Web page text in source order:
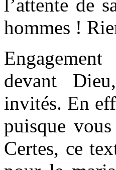
l’attente de
hommes !
devant
invités. En
puisque
Certes, ce